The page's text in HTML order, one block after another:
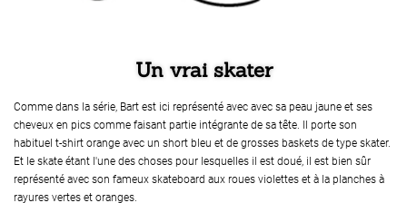
Un vrai skater
Comme dans la série, Bart est ici représenté avec avec sa peau jaune et ses
cheveux en pics comme faisant partie intégrante de sa tête. Il porte son
habituel t-shirt orange avec un short bleu et de grosses baskets de type skater.
Et le skate étant l'une des choses pour lesquelles il est doué, il est bien sûr
représenté avec son fameux skateboard aux roues violettes et à la planches à
rayures vertes et oranges.